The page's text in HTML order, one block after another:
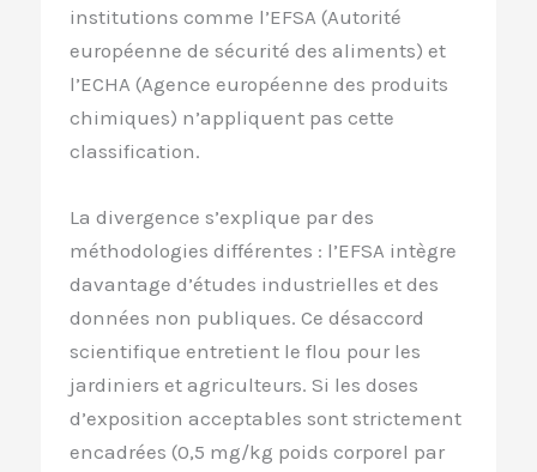
institutions comme l’EFSA (Autorité
européenne de sécurité des aliments) et
l’ECHA (Agence européenne des produits
chimiques) n’appliquent pas cette
classification.
La divergence s’explique par des
méthodologies différentes : l’EFSA intègre
davantage d’études industrielles et des
données non publiques. Ce désaccord
scientifique entretient le flou pour les
jardiniers et agriculteurs. Si les doses
d’exposition acceptables sont strictement
encadrées (0,5 mg/kg poids corporel par